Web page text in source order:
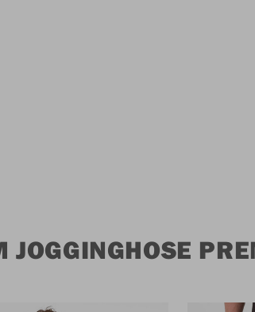
JOGGINGHOSE